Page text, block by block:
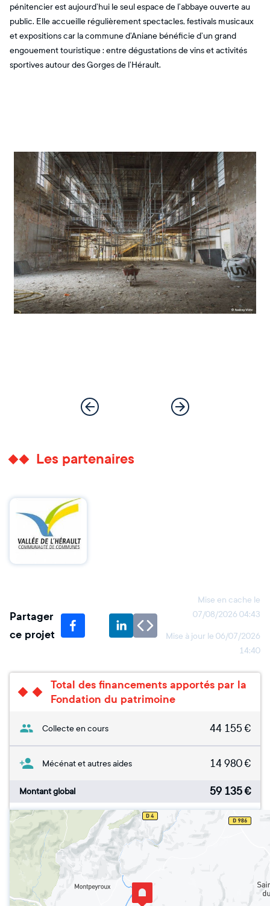
pénitencier est aujourd’hui le seul espace de l’abbaye ouverte au
public. Elle accueille régulièrement spectacles, festivals musicaux
et expositions car la commune d’Aniane bénéficie d’un grand
engouement touristique : entre dégustations de vins et activités
sportives autour des Gorges de l’Hérault.
Les partenaires
Partager
ce projet
Mise en cache le
07/08/2026 04:43
Mise à jour le 06/07/2026
14:40
Total des financements apportés par la
Fondation du patrimoine
Collecte en cours 44 155 €
Mécénat et autres aides 14 980€
Montant global 59 135€